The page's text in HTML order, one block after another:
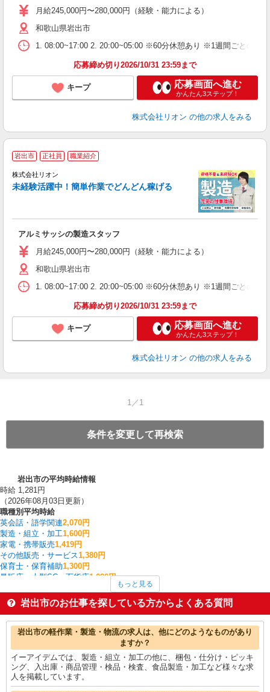
月給245,000円〜280,000円（経験・能力による）
和歌山県岩出市
1. 08:00~17:00 2. 20:00~05:00 ※60分休憩あり ※1週間ごとの2交
応募締め切り2026/10/31 23:59まで
キープ 応募画面へ進む
かんたん3ステップ！
株式会社リオン の他の求人をみる
岩出市 正社員 職業紹介
株式会社リオン
未経験活躍中！簡単作業でどんどん稼げる
アルミサッシの製造スタッフ
月給245,000円〜280,000円（経験・能力による）
和歌山県岩出市
1. 08:00~17:00 2. 20:00~05:00 ※60分休憩あり ※1週間ごとの2交
応募締め切り2026/10/31 23:59まで
キープ 応募画面へ進む
かんたん3ステップ！
株式会社リオン の他の求人をみる
1／1
条件を変更して再検索
岩出市の平均時給情報
時給 1,281円
（2026年08月03日更新）
職種別平均時給
英会話・語学関連2,070円
製造・組立・加工1,600円
家電・携帯販売1,419円
その他販売・サービス1,380円
保育士・保育補助1,300円
量販店・大型SC・百貨店1,280円
施設警備・交通誘導警備・駐車輪場管理・イベント警備
介護職・ヘルパー1,221円
ファストフード・デリ 1,203円
ホテル・ブライダル・葬祭1,200円
岩出市の他の職種の平均時給を見る
もっと見る
岩出市のお仕事を探している方からよくある質問
岩出市の軽作業・製造・物流の求人は、他にどのようなものがあり
ますか？
イーアイデムでは、製造・組立・加工の他に、梱包・仕分け・ピッキ
ング、入出庫・商品管理・検品・検査、食品製造・加工など様々な求
人を掲載しています。